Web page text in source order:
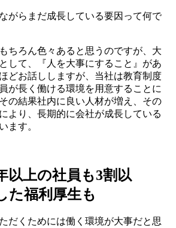
がらまだ成長している要因って何で
ちろん色々あると思うのですが、大
して、『人を大事にすること』があ
どお話ししますが、当社は教育制度
が長く働ける環境を用意することに
の結果社内に良い人材が増え、その
より、長期的に会社が成長している
ます。
以上の社員も3割以
た福利厚生も
だくためには働く環境が大事だと思